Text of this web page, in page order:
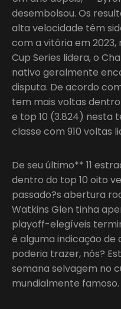
desembolsou. Os
alta velocidade têm
com a vitória em
Cup Series lidera, o
nativo geralmente
disputa. De acordo
tem mais voltas
e top 10 (3.824) nesta
classe com 910 voltas
De seu último** 11
dentro do top 10 oito
passado?s abertura
Watkins Glen tinha
playoff-elegíveis
é alguma indicação
poderia trazer, nós?
semana selvagem no
mundialmente famoso.